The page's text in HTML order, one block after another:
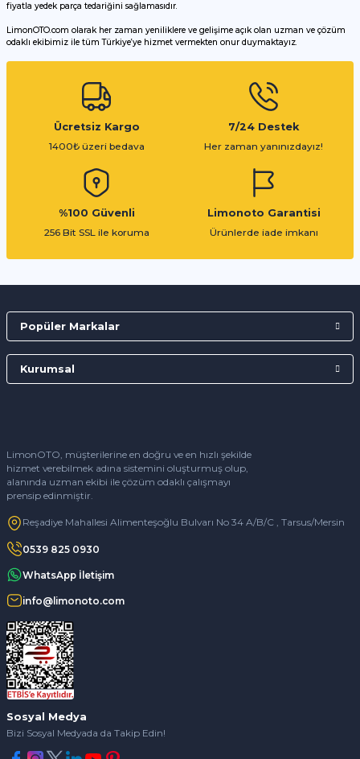
fiyatla yedek parça tedariğini sağlamasıdır.
LimonOTO.com olarak her zaman yeniliklere ve gelişime açık olan uzman ve çözüm
odaklı ekibimiz ile tüm Türkiye’ye hizmet vermekten onur duymaktayız.
Ücretsiz Kargo
1400₺ üzeri bedava
7/24 Destek
Her zaman yanınızdayız!
%100 Güvenli
256 Bit SSL ile koruma
Limonoto Garantisi
Ürünlerde iade imkanı
LimonOTO, müşterilerine en doğru ve en hızlı şekilde
hizmet verebilmek adına sistemini oluşturmuş olup,
alanında uzman ekibi ile çözüm odaklı çalışmayı
prensip edinmiştir.
Reşadiye Mahallesi Alimenteşoğlu Bulvarı No 34 A/B/C , Tarsus/Mersin
0539 825 0930
WhatsApp İletişim
info@limonoto.com
Popüler Markalar
Kurumsal
Sosyal Medya
Bizi Sosyal Medyada da Takip Edin!